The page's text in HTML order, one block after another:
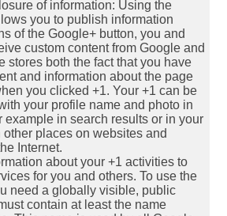
of information: Using the
you to publish information
of the Google+ button, you and
custom content from Google and
stores both the fact that you have
and information about the page
you clicked +1. Your +1 can be
your profile name and photo in
example in search results or in your
places on websites and
Internet.
about your +1 activities to
for you and others. To use the
need a globally visible, public
contain at least the name